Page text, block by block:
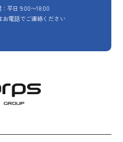
平日 9:00〜18:00
お電話でご連絡ください